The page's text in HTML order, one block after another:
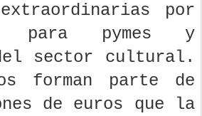
por
para pymes y
del sector cultural.
forman parte de
de euros que la